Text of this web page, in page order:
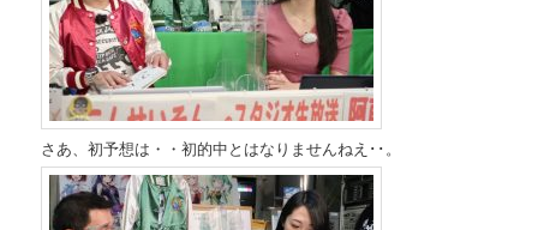
さあ、初予想は・・初的中とはなりませんねえ･･。